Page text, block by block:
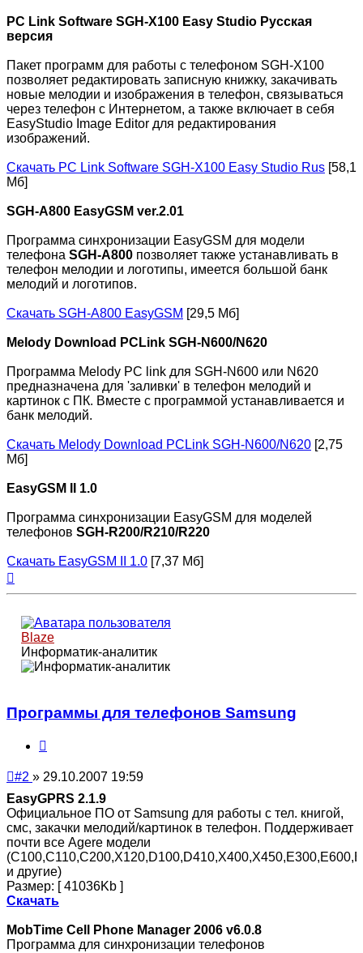
PC Link Software SGH-X100 Easy Studio Русская
версия
Пакет программ для работы с телефоном SGH-X100
позволяет редактировать записную книжку, закачивать
новые мелодии и изображения в телефон, связываться
через телефон с Интернетом, а также включает в себя
EasyStudio Image Editor для редактирования
изображений.
Скачать PC Link Software SGH-X100 Easy Studio Rus [58,1
Мб]
SGH-A800 EasyGSM ver.2.01
Программа синхронизации EasyGSM для модели
телефона SGH-A800 позволяет также устанавливать в
телефон мелодии и логотипы, имеется большой банк
мелодий и логотипов.
Скачать SGH-A800 EasyGSM [29,5 Мб]
Melody Download PCLink SGH-N600/N620
Программа Melody PC link для SGH-N600 или N620
предназначена для 'заливки' в телефон мелодий и
картинок с ПК. Вместе с программой устанавливается и
банк мелодий.
Скачать Melody Download PCLink SGH-N600/N620 [2,75
Мб]
EasyGSM II 1.0
Программа синхронизации EasyGSM для моделей
телефонов SGH-R200/R210/R220
Скачать EasyGSM II 1.0 [7,37 Мб]
Blaze
Информатик-аналитик
Программы для телефонов Samsung
Непрочитанное
#2 » 29.10.2007 19:59
EasyGPRS 2.1.9
Официальное ПО от Samsung для работы с тел. книгой,
смс, закачки мелодий/картинок в телефон. Поддерживает
почти все Agere модели
и другие)
Размер: [ 41036Kb ]
Скачать
MobTime Cell Phone Manager 2006 v6.0.8
Программа для синхронизации телефонов